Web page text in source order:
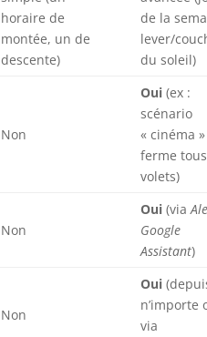
horaire de
montée, un de
descente)
de la
lever/
du soleil)
Non
Oui(ex :
scénario
« cinéma
ferme
volets)
Non
Oui(via
Google
Assistant)
Non
Oui
n’importe
via